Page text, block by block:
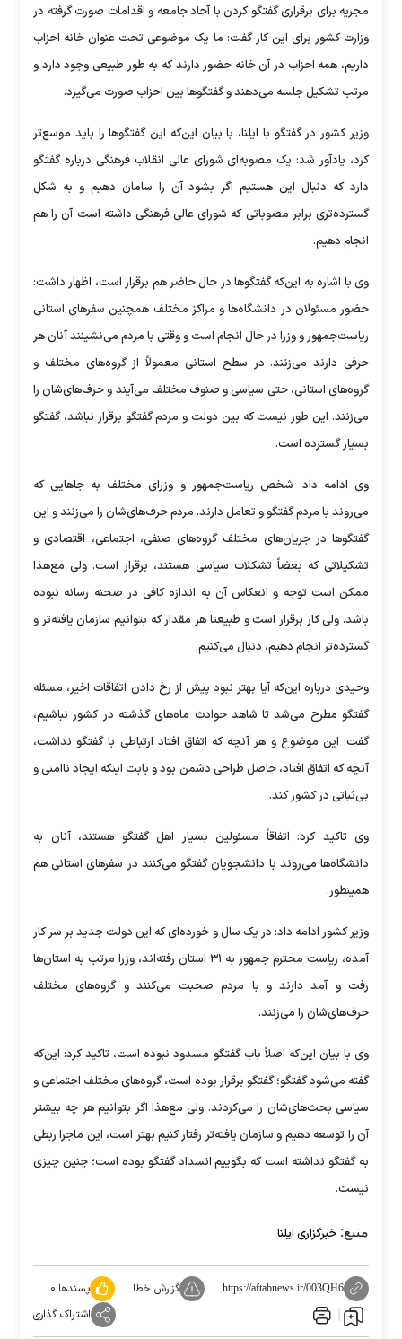
مجریه برای برقراری گفتگو کردن با آحاد جامعه و اقدامات صورت گرفته در
وزارت کشور برای این کار گفت: ما یک موضوعی تحت عنوان خانه احزاب
داریم، همه احزاب در آن خانه حضور دارند که به طور طبیعی وجود دارد و
مرتب تشکیل جلسه می‌دهند و گفتگو‌ها بین احزاب صورت می‌گیرد.
وزیر کشور در گفتگو با ایلنا، با بیان این‌که این گفتگو‌ها را باید موسع‌تر
کرد، یادآور شد: یک مصوبه‌ای شورای عالی انقلاب فرهنگی درباره گفتگو
دارد که دنبال این هستیم اگر بشود آن را سامان دهیم و به شکل
گسترده‌تری برابر مصوباتی که شورای عالی فرهنگی داشته است آن را هم
انجام دهیم.
وی با اشاره به این‌که گفتگو‌ها در حال حاضر هم برقرار است، اظهار داشت:
حضور مسئولان در دانشگاه‌ها و مراکز مختلف همچنین سفر‌های استانی
ریاست‌جمهور و وزرا در حال انجام است و وقتی با مردم می‌نشینند آنان هر
حرفی دارند می‌زنند. در سطح استانی معمولاً از گروه‌های مختلف و
گروه‌های استانی، حتی سیاسی و صنوف مختلف می‌آیند و حرف‌های‌شان را
می‌زنند. این طور نیست که بین دولت و مردم گفتگو برقرار نباشد، گفتگو
بسیار گسترده است.
وی ادامه داد: شخص ریاست‌جمهور و وزرای مختلف به جا‌هایی که
می‌روند با مردم گفتگو و تعامل دارند. مردم حرف‌های‌شان را می‌زنند و این
گفتگو‌ها در جریان‌های مختلف گروه‌های صنفی، اجتماعی، اقتصادی و
تشکیلاتی که بعضاً تشکلات سیاسی هستند، برقرار است. ولی مع‌هذا
ممکن است توجه و انعکاس آن به اندازه کافی در صحنه رسانه نبوده
باشد. ولی کار برقرار است و طبیعتا هر مقدار که بتوانیم سازمان یافته‌تر و
گسترده‌تر انجام دهیم، دنبال می‌کنیم.
وحیدی درباره این‌که آیا بهتر نبود پیش از رخ دادن اتفاقات اخیر، مسئله
گفتگو مطرح می‌شد تا شاهد حوادث ماه‌های گذشته در کشور نباشیم،
گفت: این موضوع و هر آنچه که اتفاق افتاد ارتباطی با گفتگو نداشت،
آنچه که اتفاق افتاد، حاصل طراحی دشمن بود و بابت اینکه ایجاد ناامنی و
بی‌ثباتی در کشور کند.
وی تاکید کرد: اتفاقاً مسئولین بسیار اهل گفتگو هستند، آنان به
دانشگاه‌ها می‌روند با دانشجویان گفتگو می‌کنند در سفر‌های استانی هم
همینطور.
وزیر کشور ادامه داد: در یک سال و خورده‌ای که این دولت جدید بر سر کار
آمده، ریاست محترم جمهور به ۳۱ استان رفته‌اند، وزرا مرتب به استان‌ها
رفت و آمد دارند و با مردم صحبت می‌کنند و گروه‌های مختلف
حرف‌های‌شان را می‌زنند.
وی با بیان این‌که اصلاً باب گفتگو مسدود نبوده است، تاکید کرد: این‌که
گفته می‌شود گفتگو؛ گفتگو برقرار بوده است، گروه‌های مختلف اجتماعی و
سیاسی بحث‌های‌شان را می‌کردند. ولی مع‌هذا اگر بتوانیم هر چه بیشتر
آن را توسعه دهیم و سازمان یافته‌تر رفتار کنیم بهتر است، این ماجرا ربطی
به گفتگو نداشته است که بگوییم انسداد گفتگو بوده است؛ چنین چیزی
نیست.
منبع: خبرگزاری ایلنا
https://aftabnews.ir/003QH6 گزارش خطا پسندها:۰
اشتراک گذاری